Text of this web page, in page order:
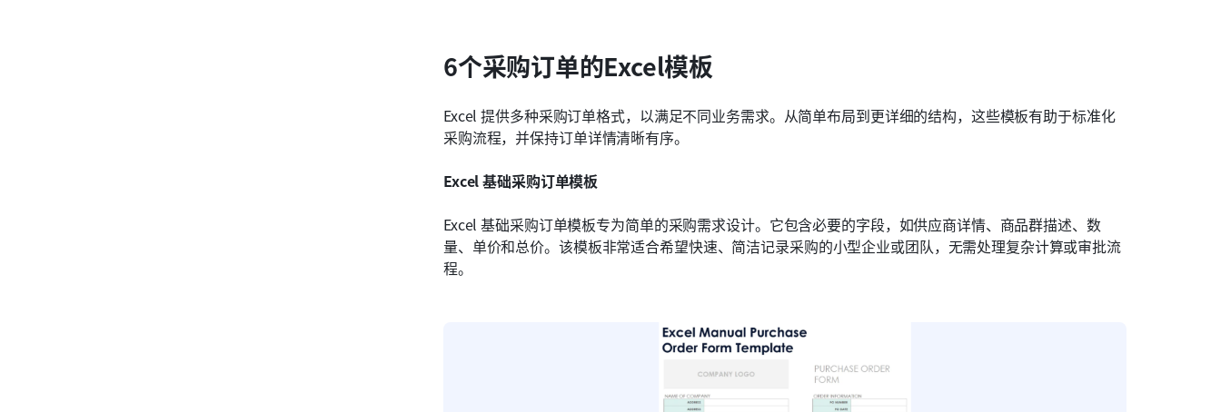
6个采购订单的Excel模板
Excel 提供多种采购订单格式，以满足不同业务需求。从简单布局到更详细的结构，这些模板有助于标准化
采购流程，并保持订单详情清晰有序。
Excel 基础采购订单模板
Excel 基础采购订单模板专为简单的采购需求设计。它包含必要的字段，如供应商详情、商品群描述、数
量、单价和总价。该模板非常适合希望快速、简洁记录采购的小型企业或团队，无需处理复杂计算或审批流
程。